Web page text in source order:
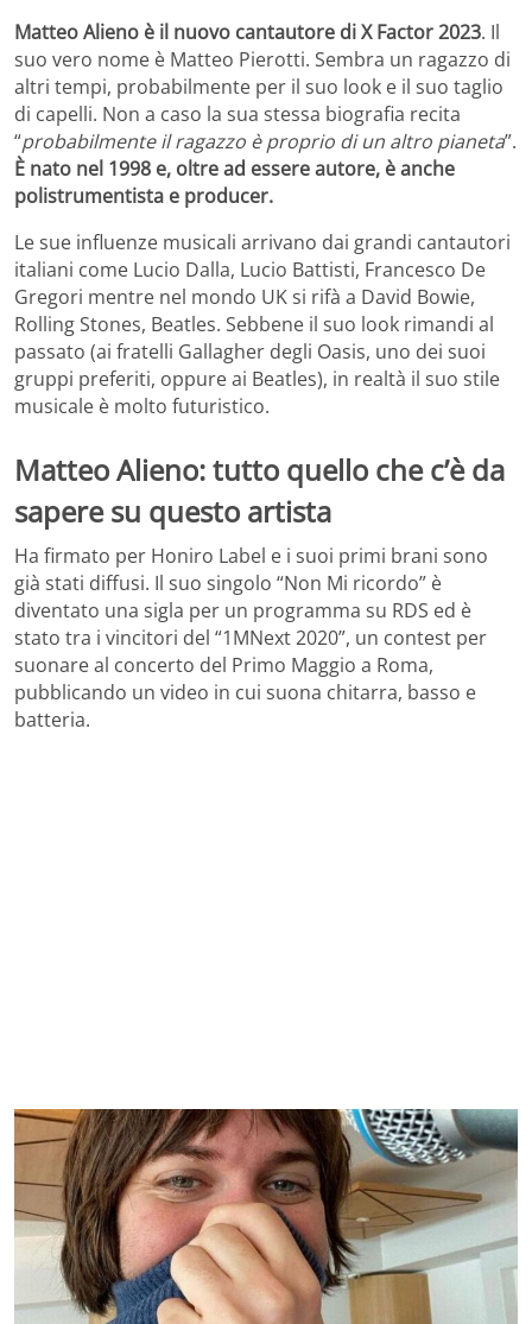
Matteo Alieno è il nuovo cantautore di X Factor 2023. Il
suo vero nome è Matteo Pierotti. Sembra un ragazzo di
altri tempi, probabilmente per il suo look e il suo taglio
di capelli. Non a caso la sua stessa biografia recita
“probabilmente il ragazzo è proprio di un altro pianeta”.
È nato nel 1998 e, oltre ad essere autore, è anche
polistrumentista e producer.
Le sue influenze musicali arrivano dai grandi cantautori
italiani come Lucio Dalla, Lucio Battisti, Francesco De
Gregori mentre nel mondo UK si rifà a David Bowie,
Rolling Stones, Beatles. Sebbene il suo look rimandi al
passato (ai fratelli Gallagher degli Oasis, uno dei suoi
gruppi preferiti, oppure ai Beatles), in realtà il suo stile
musicale è molto futuristico.
Matteo Alieno: tutto quello che c’è da
sapere su questo artista
Ha firmato per Honiro Label e i suoi primi brani sono
già stati diffusi. Il suo singolo “Non Mi ricordo” è
diventato una sigla per un programma su RDS ed è
stato tra i vincitori del “1MNext 2020”, un contest per
suonare al concerto del Primo Maggio a Roma,
pubblicando un video in cui suona chitarra, basso e
batteria.